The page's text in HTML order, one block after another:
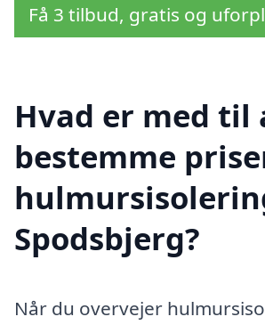
Få 3 tilbud, gratis og
Hvad er med til
bestemme
Spodsbjerg?
Når du overvejer